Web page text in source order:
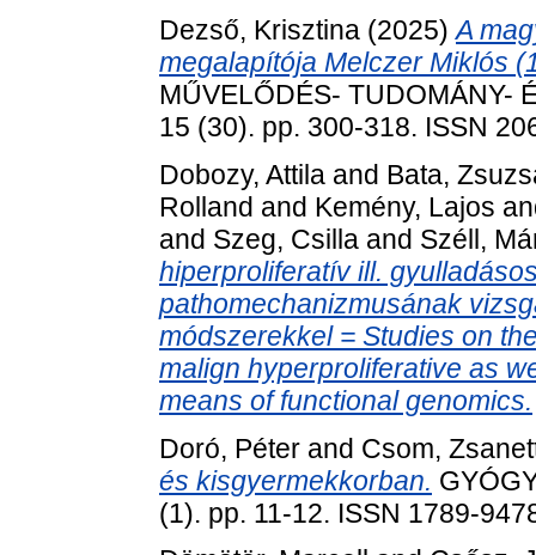
Dezső, Krisztina (2025)A
megalapítója Melczer Miklós
MŰVELŐDÉS- TUDOMÁNY-
15 (30). pp. 300-318. ISSN
Dobozy, Attila and Bata,
Rolland and Kemény, Lajos
and Szeg, Csilla and Széll,
hiperproliferatív ill.
pathomechanizmusának
módszerekkel = Studies on
malign hyperproliferative as
means of functional genomics.
Doró, Péter and Csom,
és kisgyermekkorban.
(1). pp. 11-12. ISSN 1789-